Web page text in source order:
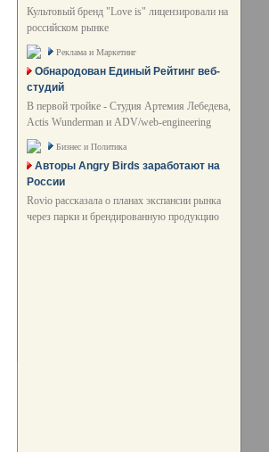
Культовый бренд "Love is" лицензировали на
российском рынке
Реклама и Маркетинг
Обнародован Единый Рейтинг веб-
студий
В первой тройке - Студия Артемия Лебедева,
Actis Wunderman и ADV/web-engineering
Бизнес и Политика
Авторы Angry Birds заработают на
России
Rovio рассказала о планах экспансии рынка
через парки и брендированную продукцию